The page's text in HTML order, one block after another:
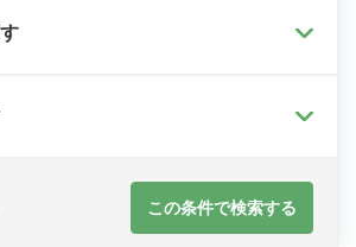
この条件で検索する